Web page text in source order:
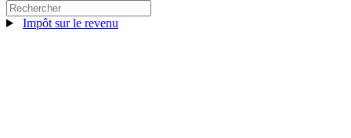
Impôt sur le revenu